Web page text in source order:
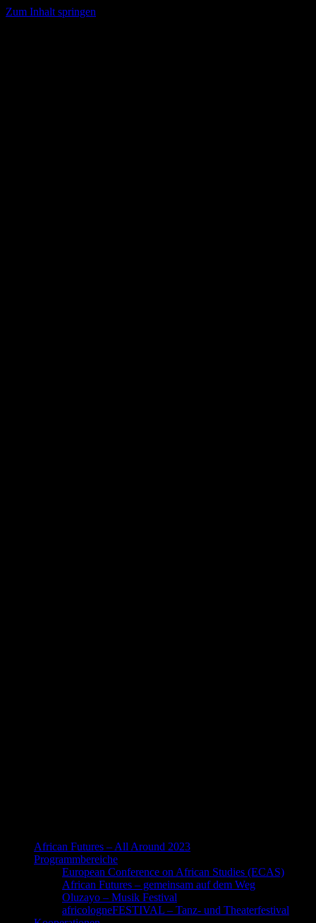
Zum Inhalt springen
African Futures – All Around 2023
Programmbereiche
European Conference on African Studies (ECAS)
African Futures – gemeinsam auf dem Weg
Oluzayo – Musik Festival
africologneFESTIVAL – Tanz- und Theaterfestival